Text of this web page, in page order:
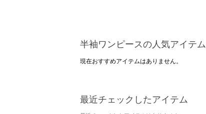
半袖ワンピースの人気アイテム
現在おすすめアイテムはありません。
最近チェックしたアイテム